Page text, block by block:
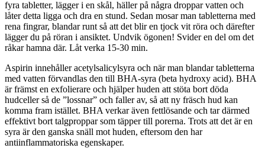
fyra tabletter, lägger i en skål, häller på några droppar vatten och
låter detta ligga och dra en stund. Sedan mosar man tabletterna med
rena fingrar, blandar runt så att det blir en tjock vit röra och därefter
lägger du på röran i ansiktet. Undvik ögonen! Svider en del om det
råkar hamna där. Låt verka 15-30 min.
Aspirin innehåller acetylsalicylsyra och när man blandar tabletterna
med vatten förvandlas den till BHA-syra (beta hydroxy acid). BHA
är främst en exfolierare och hjälper huden att stöta bort döda
hudceller så de ”lossnar” och faller av, så att ny fräsch hud kan
komma fram istället. BHA verkar även fettlösande och tar därmed
effektivt bort talgproppar som täpper till porerna. Trots att det är en
syra är den ganska snäll mot huden, eftersom den har
antiinflammatoriska egenskaper.